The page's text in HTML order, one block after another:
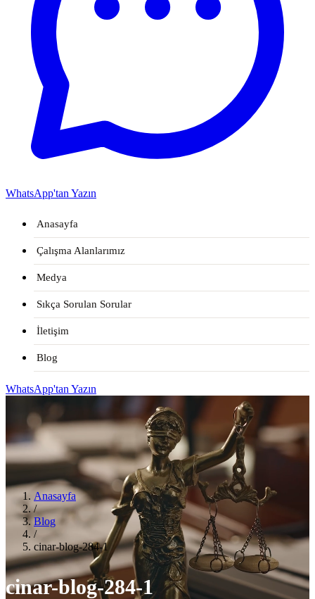
WhatsApp'tan Yazın
Anasayfa
Çalışma Alanlarımız
Medya
Sıkça Sorulan Sorular
İletişim
Blog
WhatsApp'tan Yazın
Anasayfa
/
Blog
/
cinar-blog-284-1
cinar-blog-284-1